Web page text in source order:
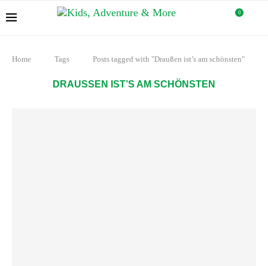
0
Home Tags Posts tagged with "Draußen ist’s am schönsten"
DRAUSSEN IST’S AM SCHÖNSTEN